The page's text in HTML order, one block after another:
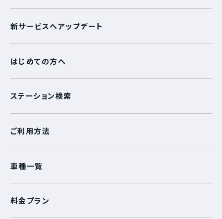
新サービスへアップデート
はじめての方へ
ステーション検索
ご利用方法
車種一覧
料金プラン